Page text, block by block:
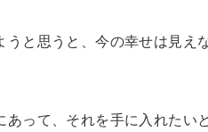
うと思うと、今の幸せは見え
あって、それを手に入れたい